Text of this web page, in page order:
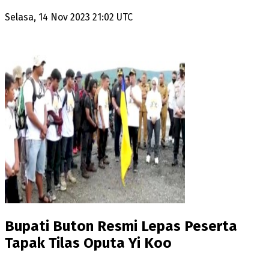
Selasa, 14 Nov 2023 21:02 UTC
Bupati Buton Resmi Lepas Peserta
Tapak Tilas Oputa Yi Koo